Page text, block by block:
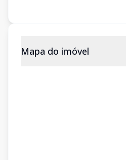
Mapa do imóvel